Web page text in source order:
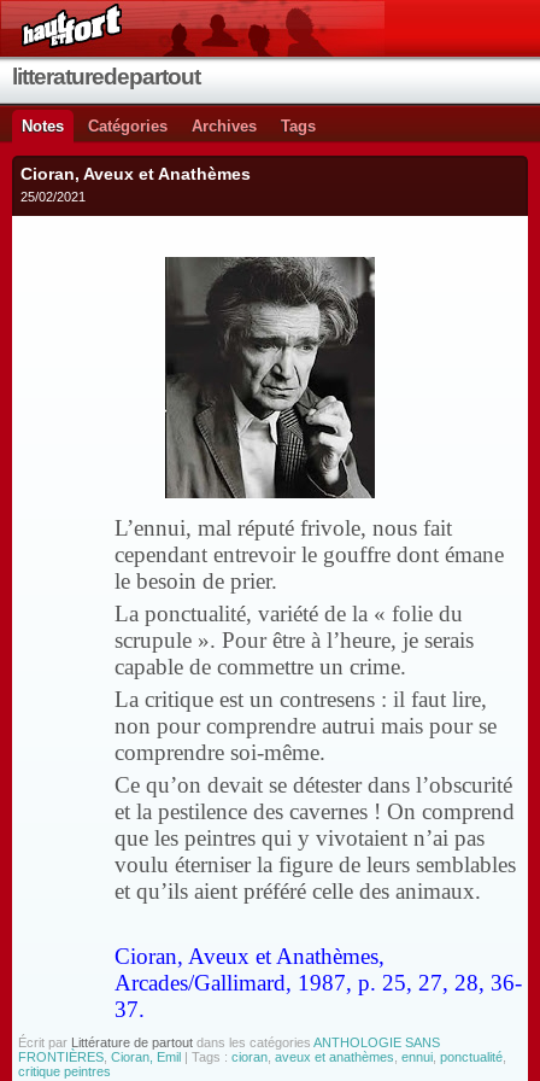
litteraturedepartout
Notes Catégories Archives Tags
Cioran, Aveux et Anathèmes
25/02/2021
L’ennui, mal réputé frivole, nous fait
cependant entrevoir le gouffre dont émane
le besoin de prier.
La ponctualité, variété de la « folie du
scrupule ». Pour être à l’heure, je serais
capable de commettre un crime.
La critique est un contresens : il faut lire,
non pour comprendre autrui mais pour se
comprendre soi-même.
Ce qu’on devait se détester dans l’obscurité
et la pestilence des cavernes ! On comprend
que les peintres qui y vivotaient n’ai pas
voulu éterniser la figure de leurs semblables
et qu’ils aient préféré celle des animaux.
Cioran, Aveux et Anathèmes,
Arcades/Gallimard, 1987, p. 25, 27, 28, 36-
37.
Écrit par Littérature de partout dans les catégories ANTHOLOGIE SANS
FRONTIÈRES Cioran, Emil | Tags : cioran aveux et anathèmes ennui ponctualité
critique peintres